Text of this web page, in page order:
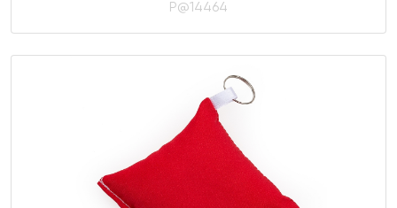
P@14464